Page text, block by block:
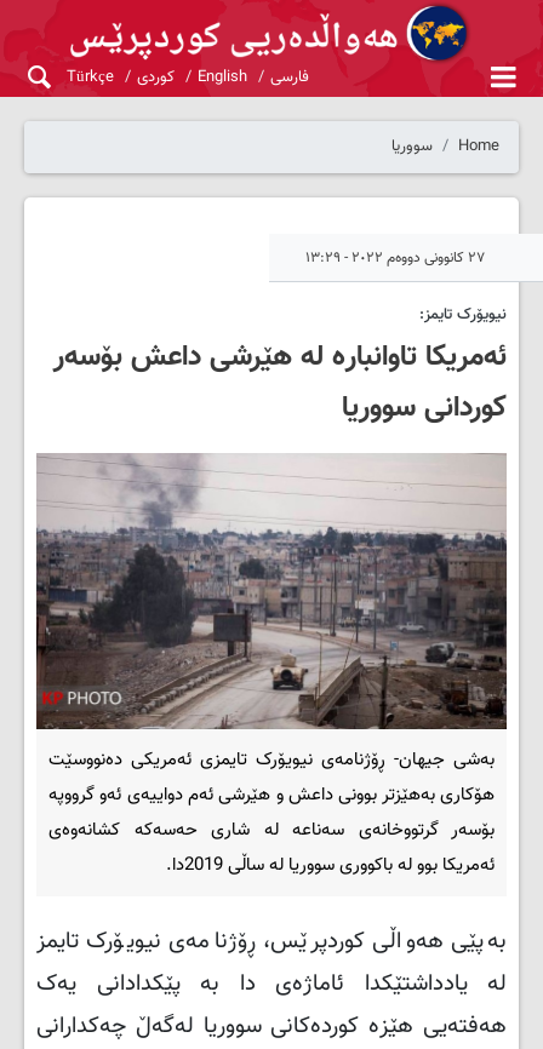
فارسی English کوردی Türkçe
Home سووریا
٢٧ کانوونی دووەم ٢٠٢٢ - ١٣:٢٩
نیویۆرک تایمز:
ئەمریکا تاوانبارە لە هێرشی داعش بۆسەر
کوردانی سووریا
بەشی جیهان- ڕۆژنامەی نیویۆرک تایمزی ئەمریکی دەنووسێت
هۆکاری بەهێزتر بوونی داعش و هێرشی ئەم دواییەی ئەو گرووپە
بۆسەر گرتووخانەی سەناعە لە شاری حەسەکە کشانەوەی
ئەمریکا بوو لە باکووری سووریا لە ساڵی 2019دا.
بەپێی هەواڵی کوردپرێس، ڕۆژنامەی نیویۆرک تایمز
لە یادداشتێکدا ئاماژەی دا بە پێکدادانی یەک
هەفتەیی هێزە کوردەکانی سووریا لەگەڵ چەکدارانی